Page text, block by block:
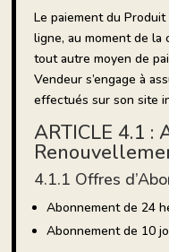
Le paiement du
ligne, au moment de la
tout autre moyen de
Vendeur s’engage à
effectués sur son site
ARTICLE 4.1 :
4.1.1 Offres
Abonnement de 24
Abonnement de 10